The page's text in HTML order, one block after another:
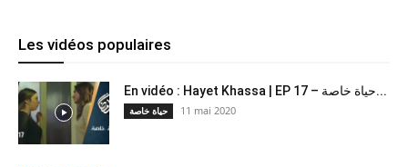
Les vidéos populaires
En vidéo : Hayet Khassa | EP 17 – حياة خاصة...
حياة خاصة 11 mai 2020